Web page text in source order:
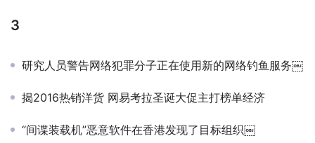
3
研究人员警告网络犯罪分子正在使用新的网络钓鱼服务￼
揭2016热销洋货 网易考拉圣诞大促主打榜单经济
“间谍装载机”恶意软件在香港发现了目标组织￼